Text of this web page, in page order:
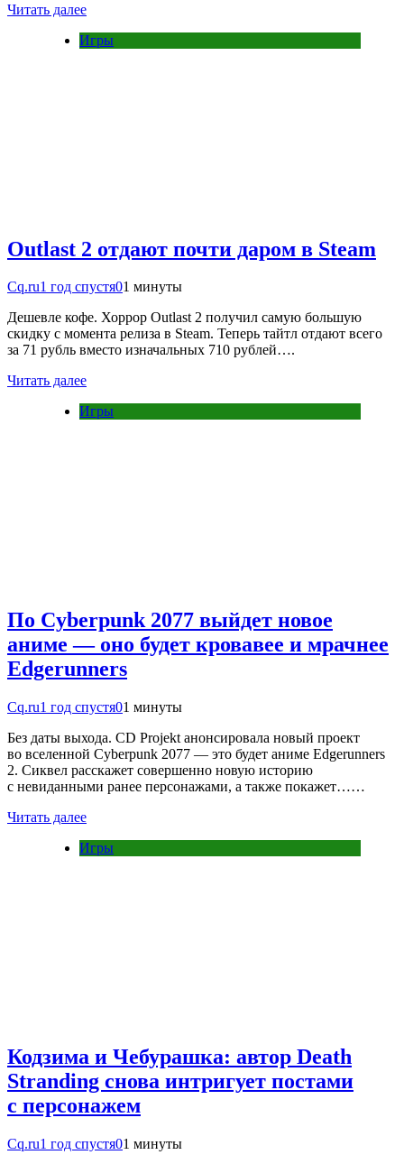
Читать далее
Игры
Outlast 2 отдают почти даром в Steam
Cq.ru1 год спустя01 минуты
Дешевле кофе. Хоррор Outlast 2 получил самую большую
скидку с момента релиза в Steam. Теперь тайтл отдают всего
за 71 рубль вместо изначальных 710 рублей….
Читать далее
Игры
По Cyberpunk 2077 выйдет новое
аниме — оно будет кровавее и мрачнее
Edgerunners
Cq.ru1 год спустя01 минуты
Без даты выхода. CD Projekt анонсировала новый проект
во вселенной Cyberpunk 2077 — это будет аниме Edgerunners
2. Сиквел расскажет совершенно новую историю
с невиданными ранее персонажами, а также покажет……
Читать далее
Игры
Кодзима и Чебурашка: автор Death
Stranding снова интригует постами
с персонажем
Cq.ru1 год спустя01 минуты